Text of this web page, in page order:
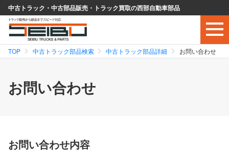
中古トラック・中古部品販売・トラック買取の西部自動車部品
TOP 中古トラック部品検索 中古トラック部品詳細 お問い合わせ
お問い合わせ
お問い合わせ内容